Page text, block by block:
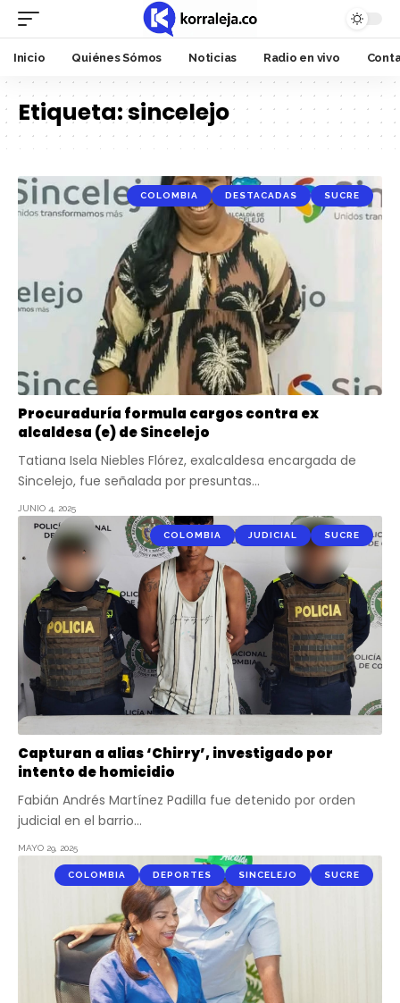
Inicio Quiénes Sómos Noticias Radio en vivo
Etiqueta:sincelejo
COLOMBIA DESTACADAS SUCRE
Procuraduría formula cargos contra ex
alcaldesa (e) de Sincelejo
Tatiana Isela Niebles Flórez, exalcaldesa encargada de
Sincelejo, fue señalada por presuntas…
JUNIO 4, 2025
COLOMBIA JUDICIAL SUCRE
Capturan a alias ‘Chirry’, investigado por
intento de homicidio
Fabián Andrés Martínez Padilla fue detenido por orden
judicial en el barrio…
MAYO 29, 2025
COLOMBIA DEPORTES SINCELEJO SUCRE